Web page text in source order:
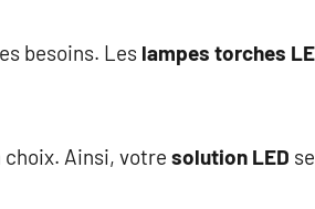
besoins. Les lampes torches
Ainsi, votre solution LED